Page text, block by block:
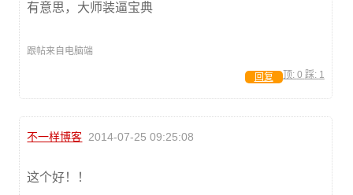
有意思，大师装逼宝典
跟帖来自电脑端
顶: 0 踩: 1
回复
不一样博客 2014-07-25 09:25:08
这个好！！